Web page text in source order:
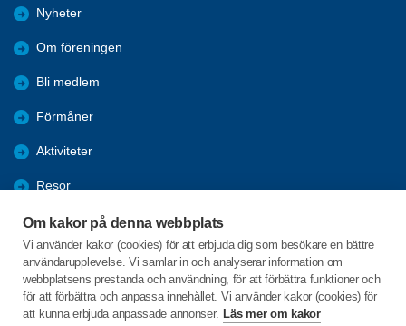
Om kakor på denna webbplats
Vi använder kakor (cookies) för att erbjuda dig som besökare en bättre
användarupplevelse. Vi samlar in och analyserar information om
webbplatsens prestanda och användning, för att förbättra funktioner och
för att förbättra och anpassa innehållet. Vi använder kakor (cookies) för
att kunna erbjuda anpassade annonser. Läs mer om kakor
Nyheter
Om föreningen
Bli medlem
Förmåner
Aktiviteter
Resor
Bildgalleri
Föreningstips
Seniorrådet